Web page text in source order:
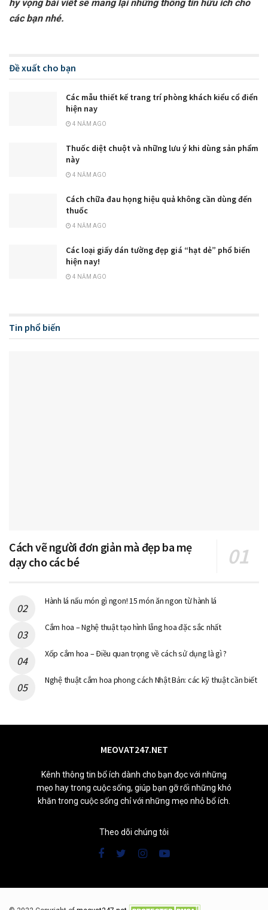
hy vọng bài viết sẽ mang lại những thông tin hữu ích cho
các bạn nhé.
Đề xuất cho bạn
Các mẫu thiết kế trang trí phòng khách kiểu cổ điển
hiện nay
4 NĂM AGO
Thuốc diệt chuột và những lưu ý khi dùng sản phẩm
này
4 NĂM AGO
Cách chữa đau họng hiệu quả không cần dùng đến
thuốc
4 NĂM AGO
Các loại giấy dán tường đẹp giá “hạt dẻ” phổ biến
hiện nay!
4 NĂM AGO
Tin phổ biến
Cách vẽ người đơn giản mà đẹp ba mẹ
dạy cho các bé
Hành lá nấu món gì ngon! 15 món ăn ngon từ hành lá
Cắm hoa – Nghệ thuật tạo hình lẵng hoa đặc sắc nhất
Xốp cắm hoa – Điều quan trọng về cách sử dụng là gì ?
Nghệ thuật cắm hoa phong cách Nhật Bản: các kỹ thuật cần biết
MEOVAT247.NET
Kênh thông tin bổ ích dành cho bạn đọc với những
mẹo hay trong cuộc sống, giúp bạn gỡ rối những khó
khăn trong cuộc sống chỉ với những mẹo nhỏ bổ ích.
Theo dõi chúng tôi